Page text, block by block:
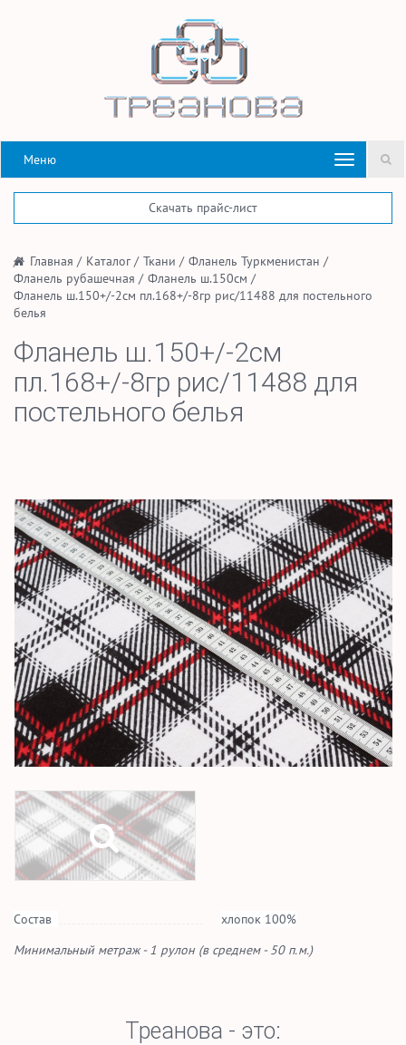
Меню
Скачать прайс-лист
/ Главная / Каталог/ Ткани / Фланель Туркменистан /
Фланель рубашечная / Фланель ш.150см /
Фланель ш.150+/-2см пл.168+/-8гр рис/11488 для постельного
белья
Фланель ш.150+/-2см
пл.168+/-8гр рис/11488 для
постельного белья
Состав
хлопок 100%
Минимальный метраж - 1 рулон (в среднем - 50 п.м.)
Треанова - это: